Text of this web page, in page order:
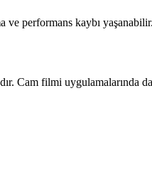
ve performans kaybı yaşanabilir.
Cam filmi uygulamalarında